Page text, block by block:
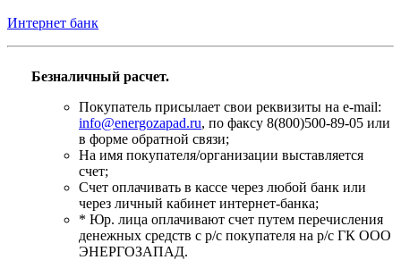
Интернет банк
Безналичный расчет.
Покупатель присылает свои реквизиты на e-mail:
info@energozapad.ru, по факсу 8(800)500-89-05 или
в форме обратной связи;
На имя покупателя/организации выставляется
счет;
Счет оплачивать в кассе через любой банк или
через личный кабинет интернет-банка;
* Юр. лица оплачивают счет путем перечисления
денежных средств с р/с покупателя на р/с ГК ООО
ЭНЕРГОЗАПАД.